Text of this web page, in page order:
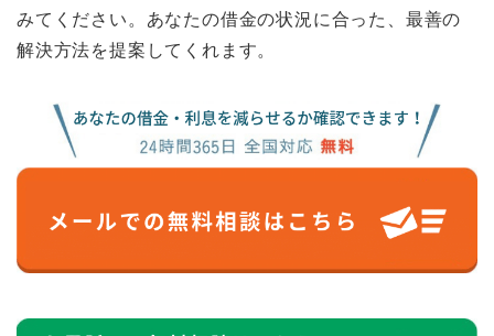
みてください。あなたの借金の状況に合った、最善の
解決方法を提案してくれます。